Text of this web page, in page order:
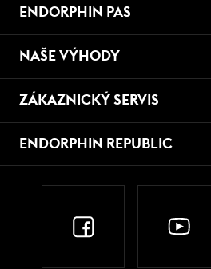
ENDORPHIN PAS
NAŠE VÝHODY
ZÁKAZNICKÝ SERVIS
ENDORPHIN REPUBLIC